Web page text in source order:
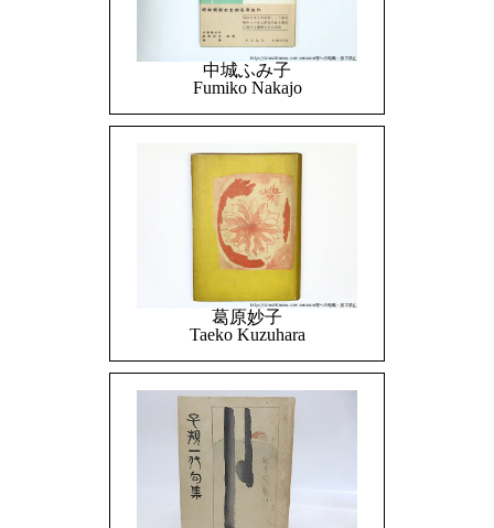
中城ふみ子
Fumiko Nakajo
葛原妙子
Taeko Kuzuhara